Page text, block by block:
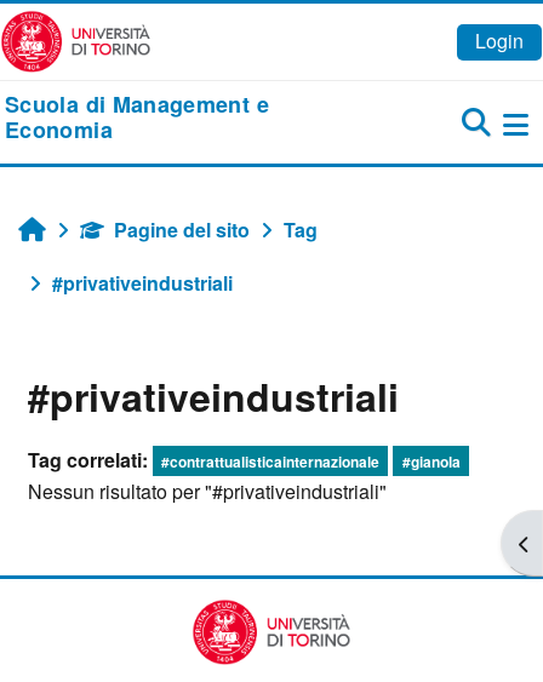
Vai al contenuto principale
Login
Scuola di Management e
Economia
HomePagine del sito
Tag
#privativeindustriali
#privativeindustriali
Tag correlati: #contrattualisticainternazionale #gianola
Nessun risultato per "#privativeindustriali"